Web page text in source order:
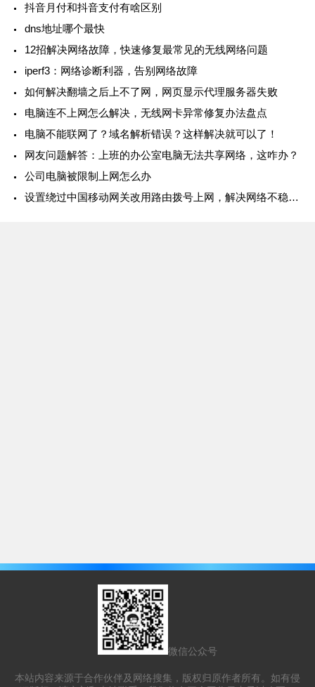
抖音月付和抖音支付有啥区别
dns地址哪个最快
12招解决网络故障，快速修复最常见的无线网络问题
iperf3：网络诊断利器，告别网络故障
如何解决翻墙之后上不了网，网页显示代理服务器失败
电脑连不上网怎么解决，无线网卡异常修复办法盘点
电脑不能联网了？域名解析错误？这样解决就可以了！
网友问题解答：上班的办公室电脑无法共享网络，这咋办？
公司电脑被限制上网怎么办
设置绕过中国移动网关改用路由拨号上网，解决网络不稳定的现象
微信公众号
本站内容来源于合作伙伴及网络搜集，版权归原作者所有。如有侵